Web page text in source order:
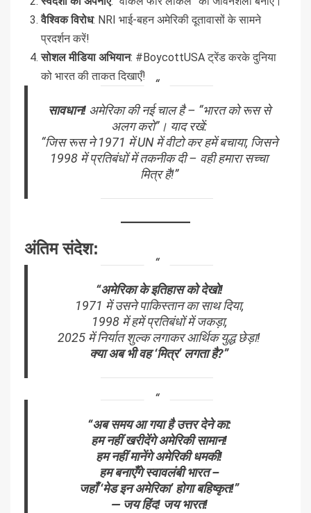
वैश्विक विरोध: NRI भाई-बहन अमेरिकी दूतावासों के सामने
प्रदर्शन करें!
सोशल मीडिया अभियान: #BoycottUSA ट्रेंड करके दुनिया
को भारत की ताकत दिखाएँ!
सावधान!अमेरिका की नई चाल है – “भारत को रूस से
अलग करो”। याद रखें:
“जिस रूस ने 1971 में UN में वीटो कर हमें बचाया, जिसने
1998 में प्रतिबंधों में तकनीक दी – वही हमारा सच्चा
मित्र है!”
अंतिम संदेश:
“अमेरिका के इतिहास को देखो!
1971 में उसने पाकिस्तान का साथ दिया,
1998 में हमें प्रतिबंधों में जकड़ा,
2025 में निर्यात शुल्क लगाकर आर्थिक युद्ध छेड़ा!
क्या अब भी वह ‘मित्र’ लगता है?”
“अब समय आ गया है उत्तर देने का:
हम नहीं खरीदेंगे अमेरिकी सामान!
हम नहीं मानेंगे अमेरिकी धमकी!
हम बनाएँगे स्वावलंबी भारत –
जहाँ ‘मेड इन अमेरिका’ होगा बहिष्कृत!”
— जय हिंद! जय भारत!